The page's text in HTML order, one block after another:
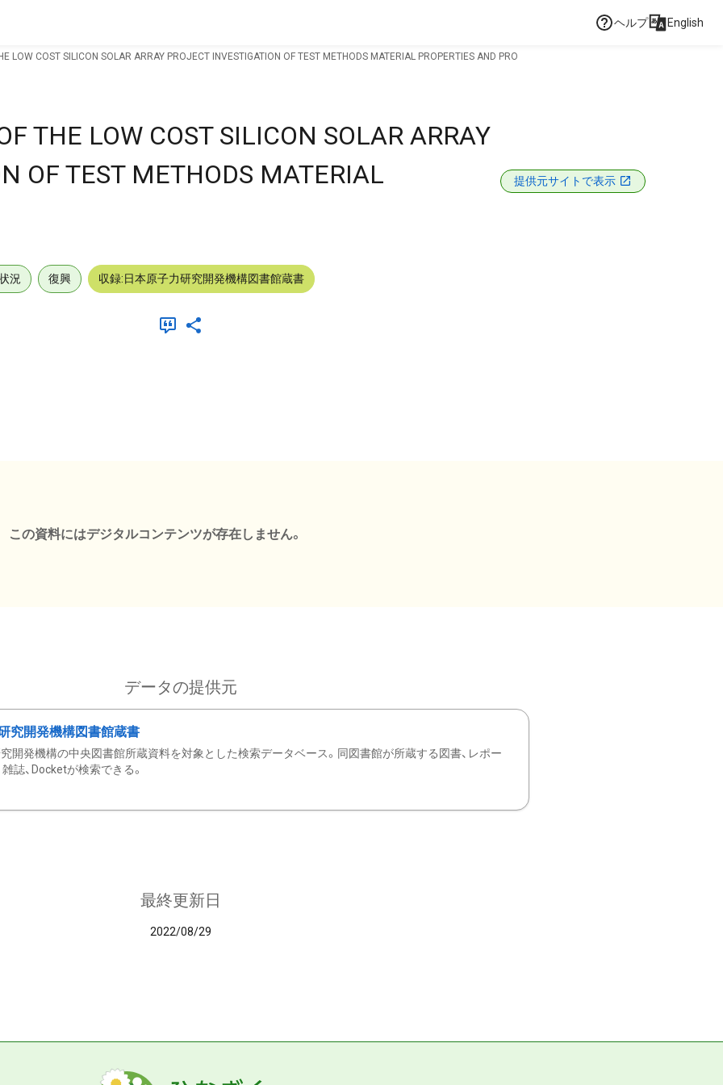
ヘルプ English
LOW COST SILICON SOLAR ARRAY PROJECT INVESTIGATION OF TEST METHODS MATERIAL PROPERTIES AND PRO
THE LOW COST SILICON SOLAR ARRAY
OF TEST METHODS MATERIAL
提供元サイトで表示
況 復興 収録:日本原子力研究開発機構図書館蔵書
この資料にはデジタルコンテンツが存在しません。
データの提供元
究開発機構図書館蔵書
開発機構の中央図書館所蔵資料を対象とした検索データベース。同図書館が所蔵する図書、レポー
雑誌、Docketが検索できる。
最終更新日
2022/08/29